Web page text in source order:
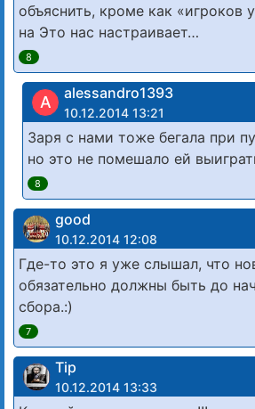
объяснить, кроме как «игроков
на Это нас настраивает…
8
A alessandro1393
10.12.2014 13:21
Заря с нами тоже бегала при
но это не помешало ей
8
good
10.12.2014 12:08
Где-то это я уже слышал, что
обязательно должны быть до
сбора.:)
7
Tip
10.12.2014 13:33